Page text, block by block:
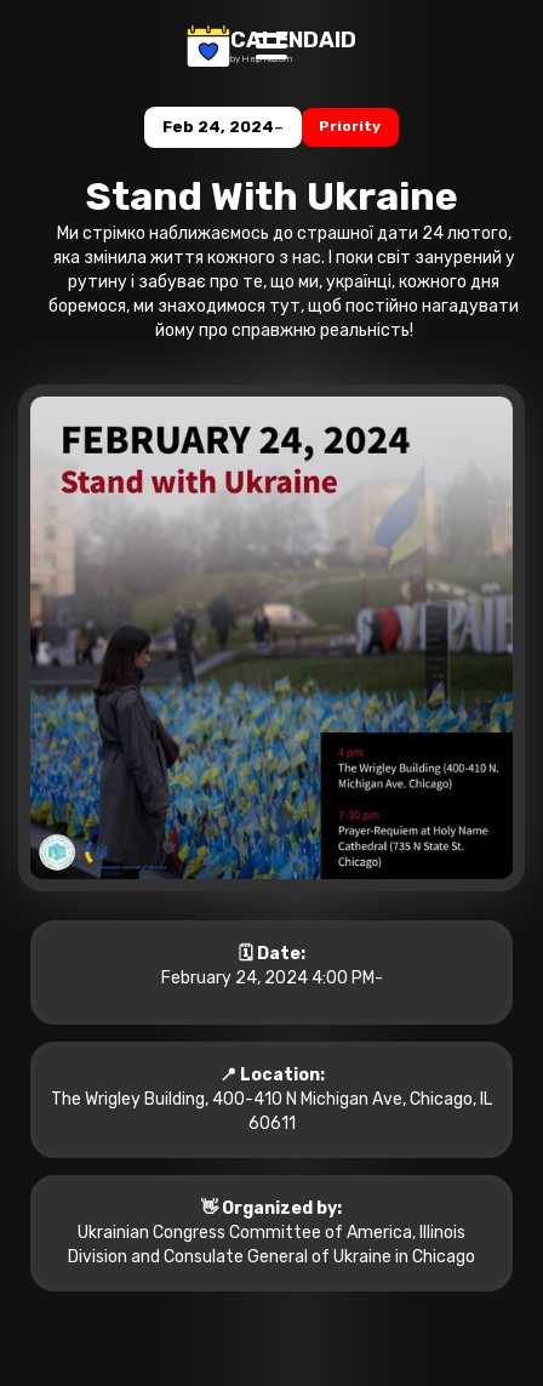
CALENDAID
by Help Razom
Feb 24, 2024- Priority
Stand With Ukraine
Ми стрімко наближаємось до страшної дати 24 лютого,
яка змінила життя кожного з нас. І поки світ занурений у
рутину і забуває про те, що ми, українці, кожного дня
боремося, ми знаходимося тут, щоб постійно нагадувати
йому про справжню реальність!
🗓️ Date:
February 24, 2024 4:00 PM-
📍 Location:
The Wrigley Building, 400-410 N Michigan Ave, Chicago, IL
60611
👋 Organized by:
Ukrainian Congress Committee of America, Illinois
Division and Consulate General of Ukraine in Chicago